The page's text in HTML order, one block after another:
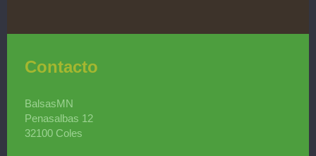
Contacto
BalsasMN
Penasalbas 12
32100 Coles